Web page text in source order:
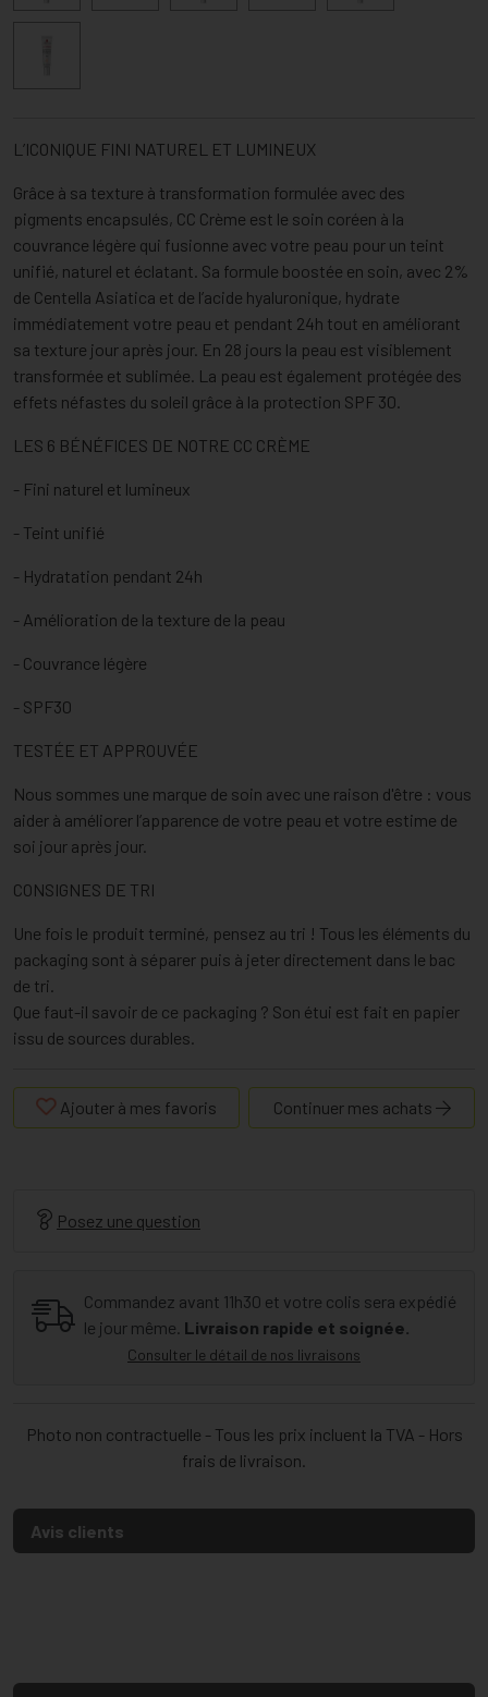
L’ICONIQUE FINI NATUREL ET LUMINEUX
Grâce à sa texture à transformation formulée avec des
pigments encapsulés, CC Crème est le soin coréen à la
couvrance légère qui fusionne avec votre peau pour un teint
unifié, naturel et éclatant. Sa formule boostée en soin, avec 2%
de Centella Asiatica et de l’acide hyaluronique, hydrate
immédiatement votre peau et pendant 24h tout en améliorant
sa texture jour après jour. En 28 jours la peau est visiblement
transformée et sublimée. La peau est également protégée des
effets néfastes du soleil grâce à la protection SPF 30.
LES 6 BÉNÉFICES DE NOTRE CC CRÈME
- Fini naturel et lumineux
- Teint unifié
- Hydratation pendant 24h
- Amélioration de la texture de la peau
- Couvrance légère
- SPF30
TESTÉE ET APPROUVÉE
Nous sommes une marque de soin avec une raison d'être : vous
aider à améliorer l’apparence de votre peau et votre estime de
soi jour après jour.
CONSIGNES DE TRI
Une fois le produit terminé, pensez au tri ! Tous les éléments du
packaging sont à séparer puis à jeter directement dans le bac
de tri.
Que faut-il savoir de ce packaging ? Son étui est fait en papier
issu de sources durables.
Ajouter à mes favoris Continuer mes achats
Posez une question
Commandez avant 11h30 et votre colis sera expédié
le jour même. Livraison rapide et soignée.
Consulter le détail de nos livraisons
Photo non contractuelle - Tous les prix incluent la TVA - Hors
frais de livraison.
Avis clients